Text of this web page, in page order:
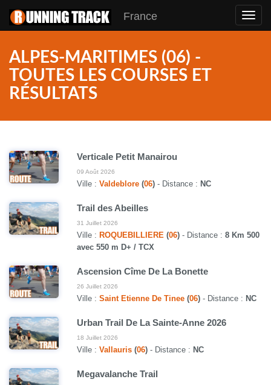
France
ALPES-MARITIMES (06) -
TOUTES LES COURSES ET
RÉSULTATS
Verticale Petit Manairou
09 Août 2026
Ville : Valdeblore (06) - Distance : NC
Trail des Abeilles
31 Juillet 2026
Ville : ROQUEBILLIERE (06) - Distance : 8 Km 500
avec 550 m D+ / TCX
Ascension Cîme De La Bonette
26 Juillet 2026
Ville : Saint Etienne De Tinee (06) - Distance : NC
Urban Trail De La Sainte-Anne 2026
18 Juillet 2026
Ville : Vallauris (06) - Distance : NC
Megavalanche Trail